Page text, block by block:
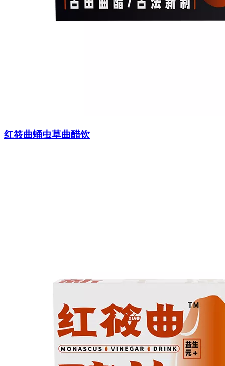
红筱曲蛹虫草曲醋饮